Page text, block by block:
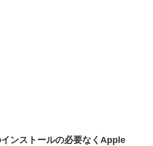
ンストールの必要なくApple